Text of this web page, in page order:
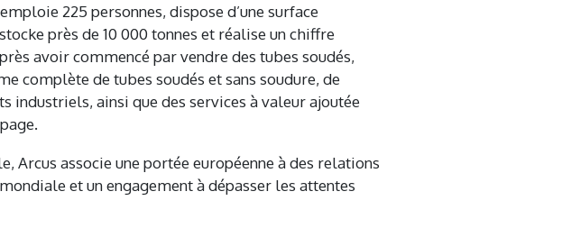
225 personnes, dispose d’une surface
près de 10 000 tonnes et réalise un chiffre
avoir commencé par vendre des tubes soudés,
complète de tubes soudés et sans soudure, de
industriels, ainsi que des services à valeur ajoutée
Arcus associe une portée européenne à des relations
et un engagement à dépasser les attentes